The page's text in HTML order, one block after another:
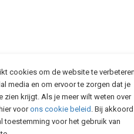
cookies om de website te
media en om ervoor te zorgen dat je
zien krijgt. Als je meer wilt weten over
voorons cookie beleid . Bij akkoord
toestemming voor het gebruik van